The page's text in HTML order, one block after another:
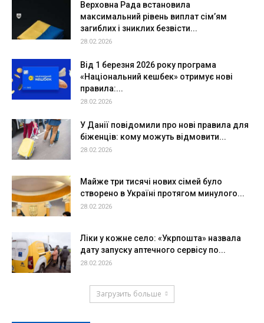
Верховна Рада встановила
максимальний рівень виплат сім’ям
загиблих і зниклих безвісти...
28.02.2026
Від 1 березня 2026 року програма
«Національний кешбек» отримує нові
правила:...
28.02.2026
У Данії повідомили про нові правила для
біженців: кому можуть відмовити...
28.02.2026
Майже три тисячі нових сімей було
створено в Україні протягом минулого...
28.02.2026
Ліки у кожне село: «Укрпошта» назвала
дату запуску аптечного сервісу по...
28.02.2026
Загрузить больше